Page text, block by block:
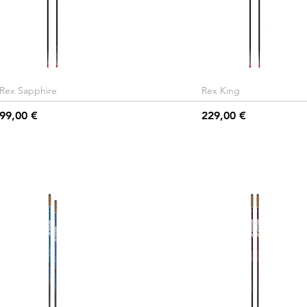
Rex Sapphire
Hinta
99,00 €
Rex King
Hinta
229,00 €